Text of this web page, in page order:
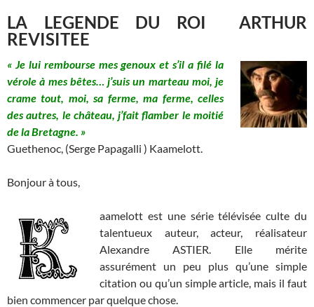
LA LEGENDE DU ROI ARTHUR
REVISITEE
« Je lui rembourse mes genoux et s’il a filé la
vérole à mes bêtes… j’suis un marteau moi, je
crame tout, moi, sa ferme, ma ferme, celles
des autres, le château, j’fait flamber le moitié
de la Bretagne. »
Guethenoc, (Serge Papagalli ) Kaamelott.
Bonjour à tous,
aamelott est une série télévisée culte du
talentueux auteur, acteur, réalisateur
Alexandre ASTIER. Elle mérite
assurément un peu plus qu’une simple
citation ou qu’un simple article, mais il faut
bien commencer par quelque chose.